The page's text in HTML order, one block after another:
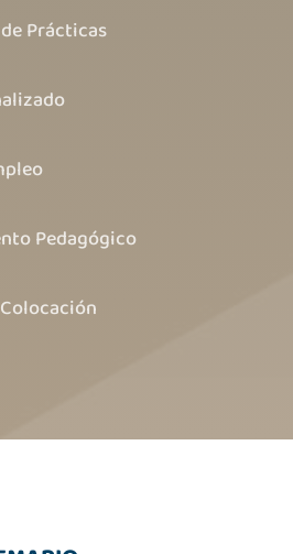
Prácticas
Pedagógico